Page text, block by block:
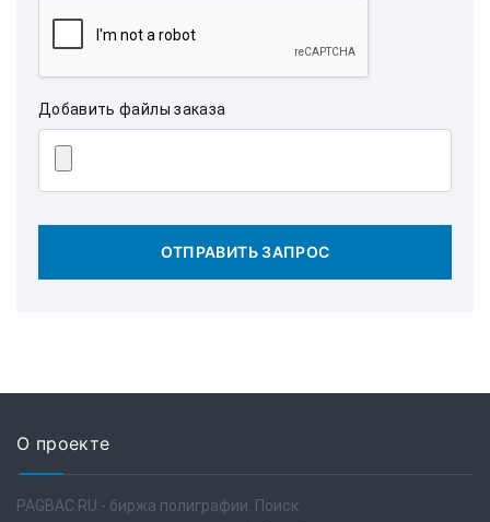
Добавить файлы заказа
ОТПРАВИТЬ ЗАПРОС
О проекте
PAGBAC.RU - биржа полиграфии. Поиск